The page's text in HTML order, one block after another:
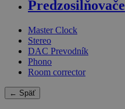
Predzosilňovače
Master Clock
Stereo
DAC Prevodník
Phono
Room corrector
← Späť